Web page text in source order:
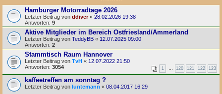
Hamburger Motorradtage 2026
Letzter Beitrag von ddiver« 28.02.2026 19:38
Antworten: 9
Aktive Mitglieder im Bereich Ostfriesland/Ammerland
Letzter Beitrag von TeddyBB « 12.07.2025 09:00
Antworten: 2
Stammtisch Raum Hannover
Letzter Beitrag von TvH « 12.07.2022 21:50
Antworten: 3054 1 120 121 122 123
kaffeetreffen am sonntag ?
Letzter Beitrag von luntemann « 08.04.2017 16:29